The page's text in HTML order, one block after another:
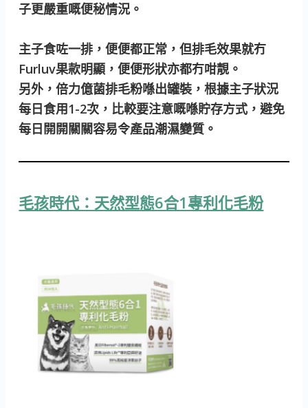
子更嚴重嘅便秘情況。
主子食咗一排，便便都正常，但排毛效果就冇
Furluv果款明顯，便便形狀亦都冇咁靚。
另外，倍力億菌排毛粉喺出罐裝，根據主子狀況
每日食用1-2次，比較要注意嘅喺貯存方式，避免
每日開開關關容易令產品潮濕變質。
毛孩時代：天然型態6合1專利化毛粉